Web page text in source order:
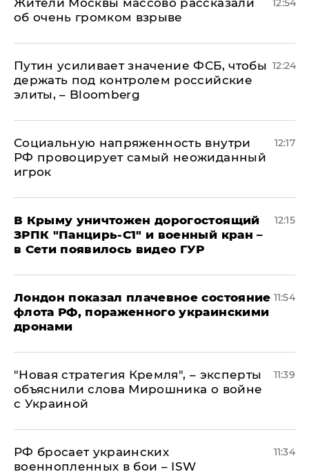
об очень громком взрыве
12:54
Путин усиливает значение ФСБ, чтобы
держать под контролем российские
элиты, – Bloomberg
12:24
Социальную напряженность внутри
РФ провоцирует самый неожиданный
игрок
12:17
В Крыму уничтожен дорогостоящий
ЗРПК "Панцирь-С1" и военный кран –
в Сети появилось видео ГУР
12:15
Лондон показал плачевное состояние
флота РФ, пораженного украинскими
дронами
11:54
"Новая стратегия Кремля", – эксперты
объяснили слова Мирошника о войне
с Украиной
11:39
РФ бросает украинских
военнопленных в бои – ISW
11:34